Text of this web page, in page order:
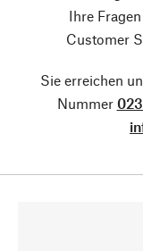
Ihre
Customer
Sie erreichen
Nummer